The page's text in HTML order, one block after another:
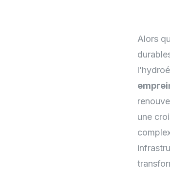
Alors
une